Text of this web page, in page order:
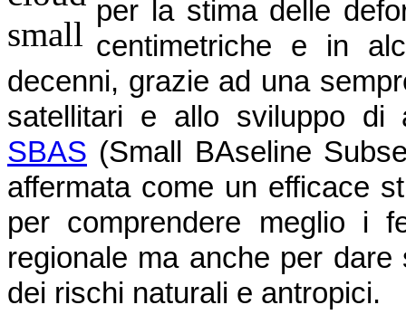
per la stima delle
centimetriche e in
decenni, grazie ad una
satellitari e allo sviluppo
SBAS (Small BAseline
affermata come un efficace
per comprendere meglio i
regionale ma anche per
dei rischi naturali e antropici.